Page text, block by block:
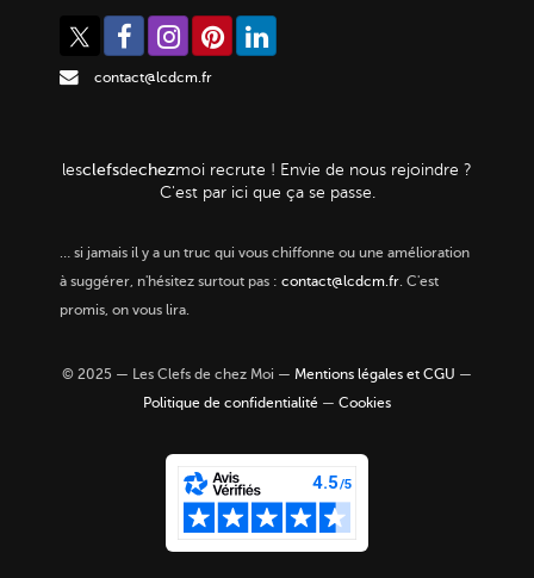
contact@lcdcm.fr
lesclefsdechezmoi recrute ! Envie de nous rejoindre ?
C'est par ici que ça se passe.
… si jamais il y a un truc qui vous chiffonne ou une amélioration
à suggérer, n'hésitez surtout pas : contact@lcdcm.fr. C'est
promis, on vous lira.
© 2025 — Les Clefs de chez Moi — Mentions légales et CGU —
Politique de confidentialité — Cookies